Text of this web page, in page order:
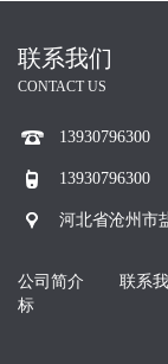
联系我们
CONTACT US
13930796300
13930796300
河北省沧州市
公司简介 联系
标